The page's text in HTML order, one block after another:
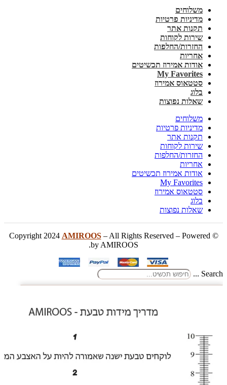
משלוחים
מדיניות פרטיות
תקנות אתר
שירות לקוחות
החזרות/החלפות
אחריות
אודות אמירוז תכשיטים
My Favorites
סטטאוס אמירוז
בלוג
שאלות נפוצות
משלוחים
מדיניות פרטיות
תקנות אתר
שירות לקוחות
החזרות/החלפות
אחריות
אודות אמירוז תכשיטים
My Favorites
סטטאוס אמירוז
בלוג
שאלות נפוצות
© Copyright 2024
AMIROOS– All Rights Reserved – Powered
by AMIROOS.
Search ...